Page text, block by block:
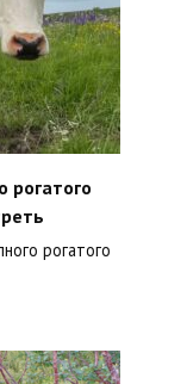
рогатого
рогатого